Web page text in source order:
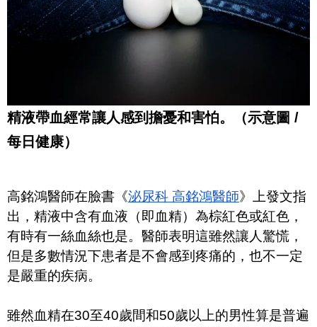
精液帶血經常讓人感到擔憂和害怕。（示意圖 /
每日健康）
高銘鴻醫師在臉書《泌尿科 高銘鴻醫師》上發文指
出，精液中含有血液（即血精）為棕紅色或紅色，
有時有一絲血絲也是。醫師表明這雖然讓人驚慌，
但是多數情況下患者是不會感到疼痛的，也不一定
是嚴重的疾病。
雖然血精在30至40歲間和50歲以上的男性算是普遍